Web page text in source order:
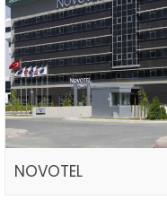
NOVOTEL